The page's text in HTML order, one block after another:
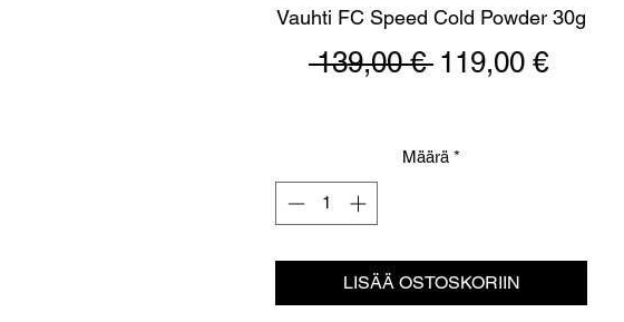
Vauhti FC Speed Cold Powder 30g
139,00 € Normaali
119,00 €
Määrä *
LISÄÄ OSTOSKORIIN